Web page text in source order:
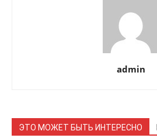
admin
ЭТО МОЖЕТ БЫТЬ ИНТЕРЕСНО